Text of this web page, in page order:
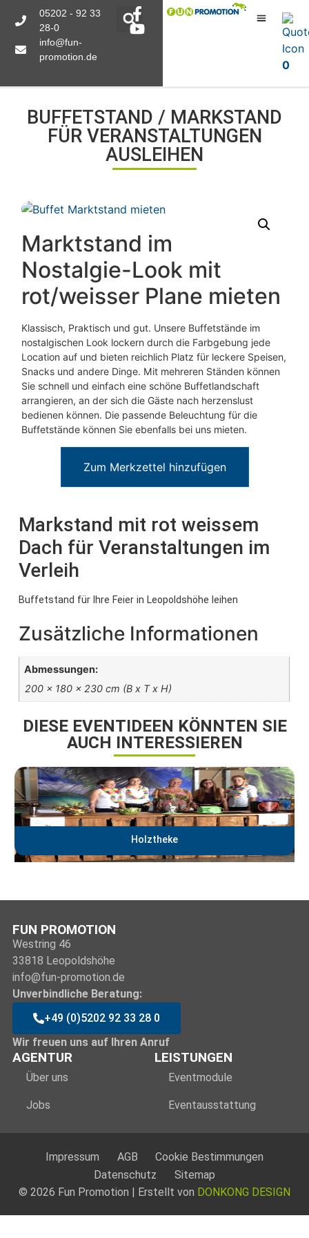
05202 - 92 33
28-0
info@fun-
promotion.de
0
BUFFETSTAND / MARKSTAND
FÜR VERANSTALTUNGEN
AUSLEIHEN
Marktstand im
Nostalgie-Look mit
rot/weisser Plane mieten
Klassisch, Praktisch und gut. Unsere Buffetstände im
nostalgischen Look lockern durch die Farbgebung jede
Location auf und bieten reichlich Platz für leckere Speisen,
Snacks und andere Dinge. Mit mehreren Ständen können
Sie schnell und einfach eine schöne Buffetlandschaft
arrangieren, an der sich die Gäste nach herzenslust
bedienen können. Die passende Beleuchtung für die
Buffetstände können Sie ebenfalls bei uns mieten.
Zum Merkzettel hinzufügen
Markstand mit rot weissem
Dach für Veranstaltungen im
Verleih
Buffetstand für Ihre Feier in Leopoldshöhe leihen
Zusätzliche Informationen
Abmessungen:
200 x 180 x 230 cm (B x T x H)
DIESE EVENTIDEEN KÖNNTEN SIE
AUCH INTERESSIEREN
Holztheke
FUN PROMOTION
Westring 46
33818 Leopoldshöhe
info@fun-promotion.de
Unverbindliche Beratung:
+49 (0)5202 92 33 28 0
Wir freuen uns auf Ihren Anruf
AGENTUR
Über uns
Jobs
LEISTUNGEN
Eventmodule
Eventausstattung
© 2026 Fun Promotion | Erstellt von DONKONG DESIGN
Impressum AGB
Cookie Bestimmungen
Datenschutz
Sitemap